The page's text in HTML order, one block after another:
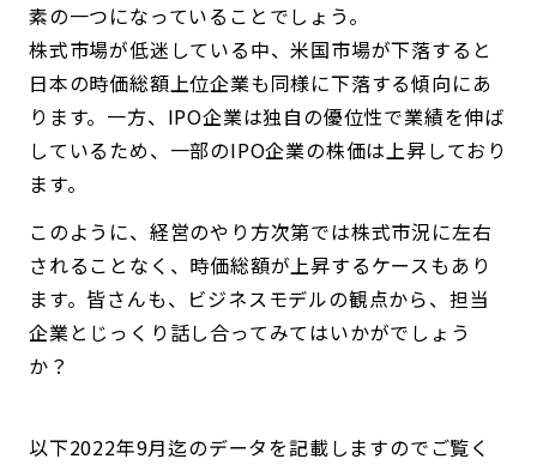
素の一つになっていることでしょう。
株式市場が低迷している中、米国市場が下落すると
日本の時価総額上位企業も同様に下落する傾向にあ
ります。一方、IPO企業は独自の優位性で業績を伸ば
しているため、一部のIPO企業の株価は上昇しており
ます。
このように、経営のやり方次第では株式市況に左右
されることなく、時価総額が上昇するケースもあり
ます。皆さんも、ビジネスモデルの観点から、担当
企業とじっくり話し合ってみてはいかがでしょう
か？
以下2022年9月迄のデータを記載しますのでご覧く